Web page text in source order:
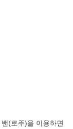
(로뚜)을 이용하면